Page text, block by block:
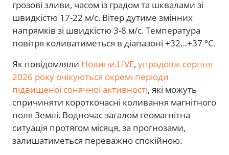
грозові зливи, часом із градом та шквалами зі
швидкістю 17-22 м/с. Вітер дутиме змінних
напрямків зі швидкістю 3-8 м/с. Температура
повітря коливатиметься в діапазоні +32…+37 °С.
Як повідомляли Новини.LIVE, упродовж серпня
2026 року очікуються окремі періоди
підвищеної сонячної активності, які можуть
спричиняти короткочасні коливання магнітного
поля Землі. Водночас загалом геомагнітна
ситуація протягом місяця, за прогнозами,
залишатиметься переважно спокійною.